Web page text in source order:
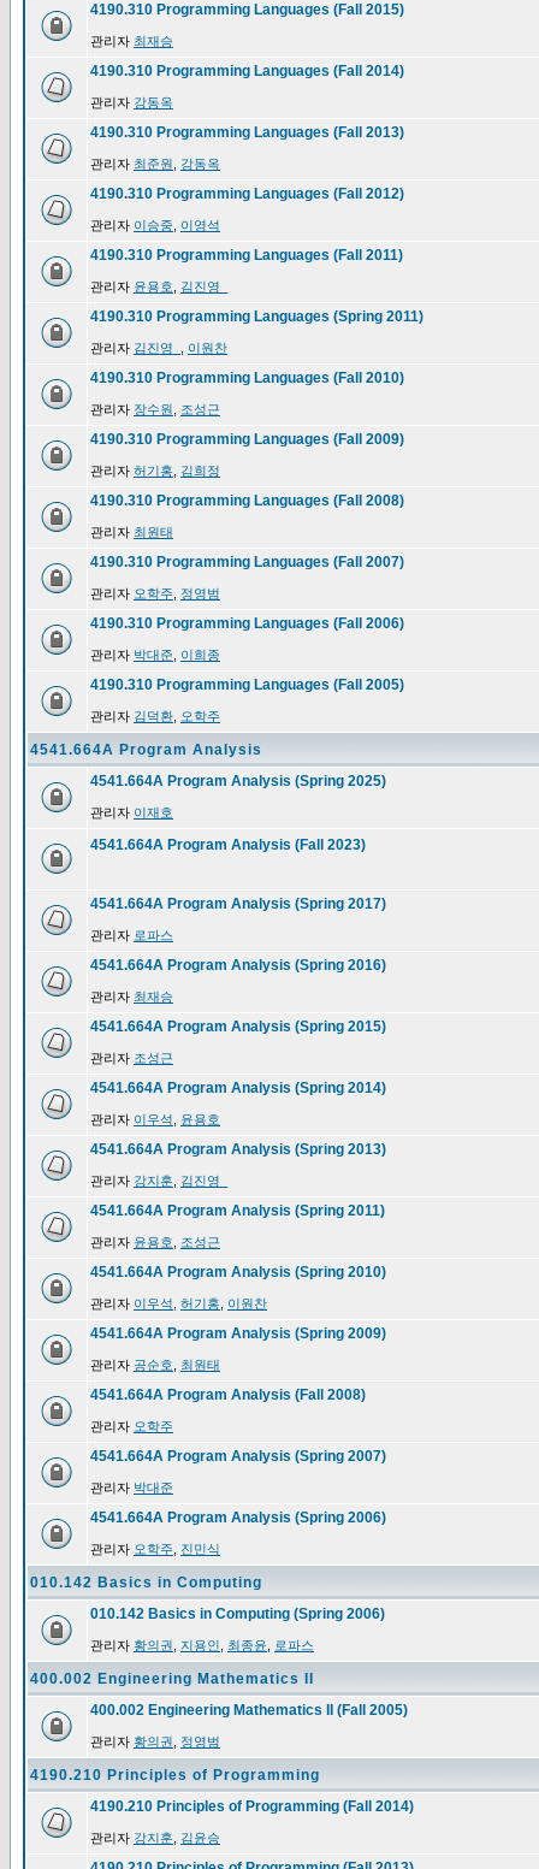
4190.310 Programming Languages (Fall 2015)
관리자 최재승
4190.310 Programming Languages (Fall 2014)
관리자 강동옥
4190.310 Programming Languages (Fall 2013)
관리자 최준원 강동옥
4190.310 Programming Languages (Fall 2012)
관리자 이승중 이영석
4190.310 Programming Languages (Fall 2011)
관리자 윤용호 김진영_
4190.310 Programming Languages (Spring 2011)
관리자 김진영_ 이원찬
4190.310 Programming Languages (Fall 2010)
관리자 장수원 조성근
4190.310 Programming Languages (Fall 2009)
관리자 허기홍 김희정
4190.310 Programming Languages (Fall 2008)
관리자 최원태
4190.310 Programming Languages (Fall 2007)
관리자 오학주 정영범
4190.310 Programming Languages (Fall 2006)
관리자 박대준 이희종
4190.310 Programming Languages (Fall 2005)
관리자 김덕환 오학주
4541.664A Program Analysis
4541.664A Program Analysis (Spring 2025)
관리자 이재호
4541.664A Program Analysis (Fall 2023)
4541.664A Program Analysis (Spring 2017)
관리자 로파스
4541.664A Program Analysis (Spring 2016)
관리자 최재승
4541.664A Program Analysis (Spring 2015)
관리자 조성근
4541.664A Program Analysis (Spring 2014)
관리자 이우석 윤용호
4541.664A Program Analysis (Spring 2013)
관리자 강지훈 김진영_
4541.664A Program Analysis (Spring 2011)
관리자 윤용호 조성근
4541.664A Program Analysis (Spring 2010)
관리자 이우석 허기홍 이원찬
4541.664A Program Analysis (Spring 2009)
관리자 공순호 최원태
4541.664A Program Analysis (Fall 2008)
관리자 오학주
4541.664A Program Analysis (Spring 2007)
관리자 박대준
4541.664A Program Analysis (Spring 2006)
관리자 오학주 진민식
010.142 Basics in Computing
010.142 Basics in Computing (Spring 2006)
관리자 황의권 지용인 최종윤 로파스
400.002 Engineering Mathematics II
400.002 Engineering Mathematics II (Fall 2005)
관리자 황의권 정영범
4190.210 Principles of Programming
4190.210 Principles of Programming (Fall 2014)
관리자 강지훈 김윤승